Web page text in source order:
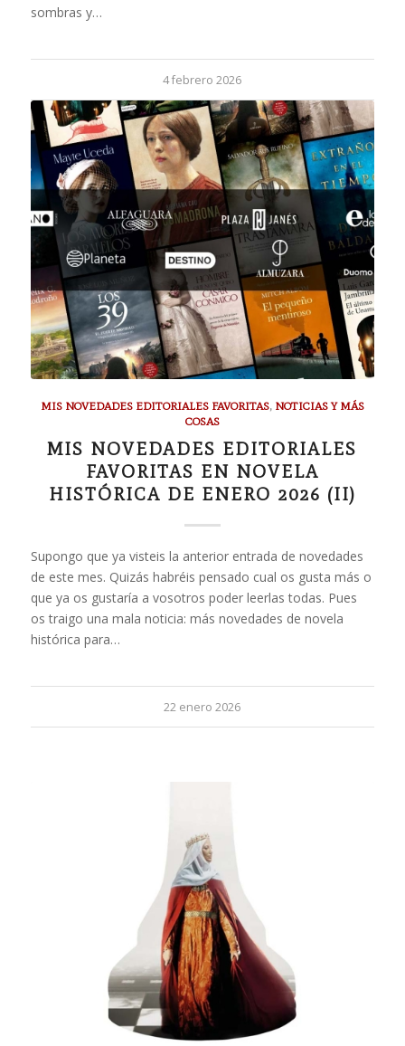
sombras y…
4 febrero 2026
MIS NOVEDADES EDITORIALES FAVORITAS, NOTICIAS Y MÁS
COSAS
MIS NOVEDADES EDITORIALES
FAVORITAS EN NOVELA
HISTÓRICA DE ENERO 2026 (II)
Supongo que ya visteis la anterior entrada de novedades
de este mes. Quizás habréis pensado cual os gusta más o
que ya os gustaría a vosotros poder leerlas todas. Pues
os traigo una mala noticia: más novedades de novela
histórica para…
22 enero 2026